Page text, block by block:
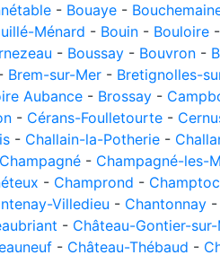
- Bouaye -
Ménard - Bouin - Bouloire -
- Boussay - Bouvron -
Brem-sur-Mer - Bretignolles-
Aubance - Brossay -
- Cérans-Foulletourte -
- Challain-la-Potherie -
Champagné - Champagné-les-
- Champrond -
Villedieu - Chantonnay -
- Château-Gontier-
- Château-Thébaud -